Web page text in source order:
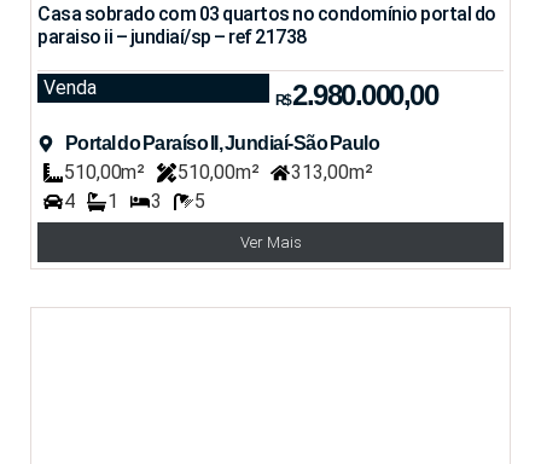
Casa sobrado com 03 quartos no condomínio portal do
paraiso ii – jundiaí/sp – ref 21738
Venda
R$2.980.000,00
Portal do Paraíso II, Jundiaí-São Paulo
510,00m² 510,00m²
313,00m²
4
1 3 5
Ver Mais